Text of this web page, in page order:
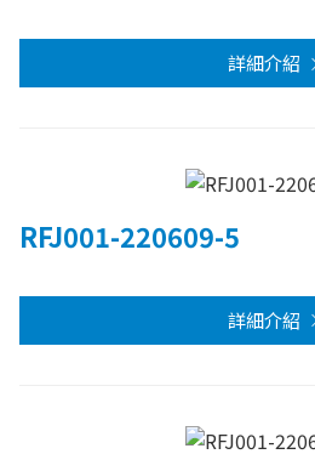
詳細介紹
RFJ001-220609-5
詳細介紹